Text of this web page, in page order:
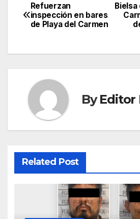
Post
navigation
Bielsa
Refuerzan
inspección en bares
de Playa del Carmen
ByEditor
Related Post